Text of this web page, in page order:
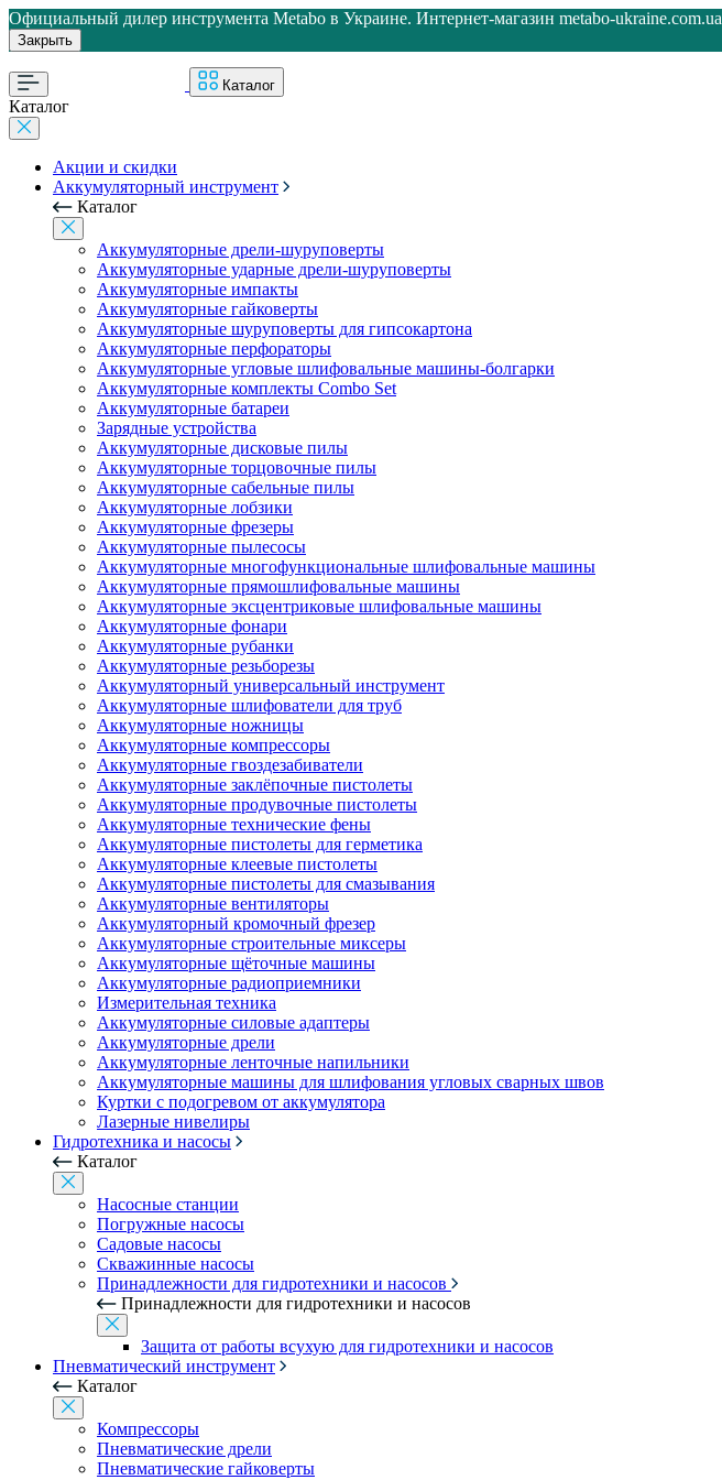
Официальный дилер инструмента Metabo в Украине. Интернет-магазин metabo-ukraine.com.ua
Закрыть
Каталог
Каталог
Акции и скидки
Аккумуляторный инструмент
Каталог
Аккумуляторные дрели-шуруповерты
Аккумуляторные ударные дрели-шуруповерты
Аккумуляторные импакты
Аккумуляторные гайковерты
Аккумуляторные шуруповерты для гипсокартона
Аккумуляторные перфораторы
Аккумуляторные угловые шлифовальные машины-болгарки
Аккумуляторные комплекты Combo Set
Аккумуляторные батареи
Зарядные устройства
Аккумуляторные дисковые пилы
Аккумуляторные торцовочные пилы
Аккумуляторные сабельные пилы
Аккумуляторные лобзики
Аккумуляторные фрезеры
Аккумуляторные пылесосы
Аккумуляторные многофункциональные шлифовальные машины
Аккумуляторные прямошлифовальные машины
Аккумуляторные эксцентриковые шлифовальные машины
Аккумуляторные фонари
Аккумуляторные рубанки
Аккумуляторные резьборезы
Аккумуляторный универсальный инструмент
Аккумуляторные шлифователи для труб
Аккумуляторные ножницы
Аккумуляторные компрессоры
Аккумуляторные гвоздезабиватели
Аккумуляторные заклёпочные пистолеты
Аккумуляторные продувочные пистолеты
Аккумуляторные технические фены
Аккумуляторные пистолеты для герметика
Аккумуляторные клеевые пистолеты
Аккумуляторные пистолеты для смазывания
Аккумуляторные вентиляторы
Аккумуляторный кромочный фрезер
Аккумуляторные строительные миксеры
Аккумуляторные щёточные машины
Аккумуляторные радиоприемники
Измерительная техника
Аккумуляторные силовые адаптеры
Аккумуляторные дрели
Аккумуляторные ленточные напильники
Аккумуляторные машины для шлифования угловых сварных швов
Куртки с подогревом от аккумулятора
Лазерные нивелиры
Гидротехника и насосы
Каталог
Насосные станции
Погружные насосы
Садовые насосы
Скважинные насосы
Принадлежности для гидротехники и насосов
Принадлежности для гидротехники и насосов
Защита от работы всухую для гидротехники и насосов
Пневматический инструмент
Каталог
Компрессоры
Пневматические дрели
Пневматические гайковерты